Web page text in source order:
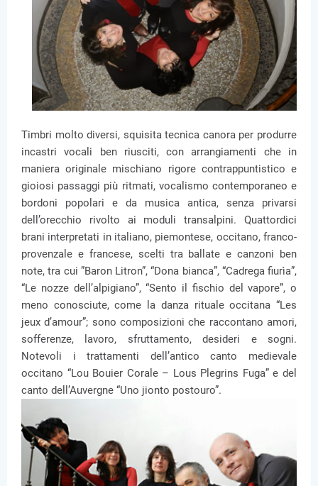
Timbri molto diversi, squisita tecnica canora per produrre
incastri vocali ben riusciti, con arrangiamenti che in
maniera originale mischiano rigore contrappuntistico e
gioiosi passaggi più ritmati, vocalismo contemporaneo e
bordoni popolari e da musica antica, senza privarsi
dell’orecchio rivolto ai moduli transalpini. Quattordici
brani interpretati in italiano, piemontese, occitano, franco-
provenzale e francese, scelti tra ballate e canzoni ben
note, tra cui ”Baron Litron”, “Dona bianca”, “Cadrega fiurìa”,
“Le nozze dell’alpigiano”, “Sento il fischio del vapore”, o
meno conosciute, come la danza rituale occitana “Les
jeux d’amour”; sono composizioni che raccontano amori,
sofferenze, lavoro, sfruttamento, desideri e sogni.
Notevoli i trattamenti dell’antico canto medievale
occitano “Lou Bouier Corale – Lous Plegrins Fuga” e del
canto dell’Auvergne “Uno jionto postouro”.